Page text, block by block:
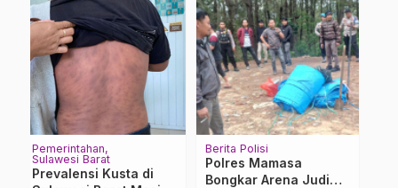
Berita Polisi
Polres Mamasa
Bongkar Arena Judi
Majene
Masyarakat Desak Tes
Urine Seluruh Pegawai